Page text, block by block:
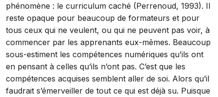
phénomène : le curriculum caché (Perrenoud, 1993). Il
reste opaque pour beaucoup de formateurs et pour
tous ceux qui ne veulent, ou qui ne peuvent pas voir, à
commencer par les apprenants eux-mêmes. Beaucoup
sous-estiment les compétences numériques qu’ils ont
en pensant à celles qu’ils n’ont pas. C’est que les
compétences acquises semblent aller de soi. Alors qu’il
faudrait s’émerveiller de tout ce qui est déjà su. Puisque